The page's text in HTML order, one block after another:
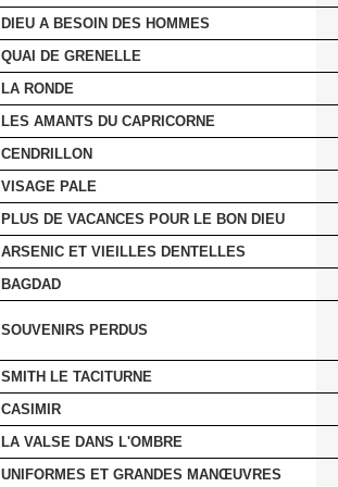
DIEU A BESOIN DES HOMMES
QUAI DE GRENELLE
LA RONDE
LES AMANTS DU CAPRICORNE
CENDRILLON
VISAGE PALE
PLUS DE VACANCES POUR LE BON DIEU
ARSENIC ET VIEILLES DENTELLES
BAGDAD
SOUVENIRS PERDUS
SMITH LE TACITURNE
CASIMIR
LA VALSE DANS L'OMBRE
UNIFORMES ET GRANDES MANŒUVRES